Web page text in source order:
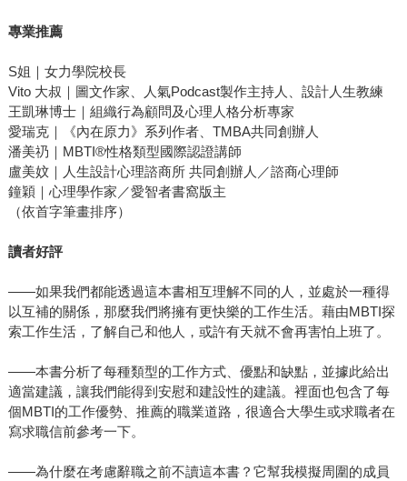
專業推薦
S姐｜女力學院校長
Vito 大叔｜圖文作家、人氣Podcast製作主持人、設計人生教練
王凱琳博士｜組織行為顧問及心理人格分析專家
愛瑞克｜《內在原力》系列作者、TMBA共同創辦人
潘美礽｜MBTI®性格類型國際認證講師
盧美妏｜人生設計心理諮商所 共同創辦人／諮商心理師
鐘穎｜心理學作家／愛智者書窩版主
（依首字筆畫排序）
讀者好評
——如果我們都能透過這本書相互理解不同的人，並處於一種得
以互補的關係，那麼我們將擁有更快樂的工作生活。藉由MBTI探
索工作生活，了解自己和他人，或許有天就不會再害怕上班了。
——本書分析了每種類型的工作方式、優點和缺點，並據此給出
適當建議，讓我們能得到安慰和建設性的建議。裡面也包含了每
個MBTI的工作優勢、推薦的職業道路，很適合大學生或求職者在
寫求職信前參考一下。
——為什麼在考慮辭職之前不讀這本書？它幫我模擬周圍的成員